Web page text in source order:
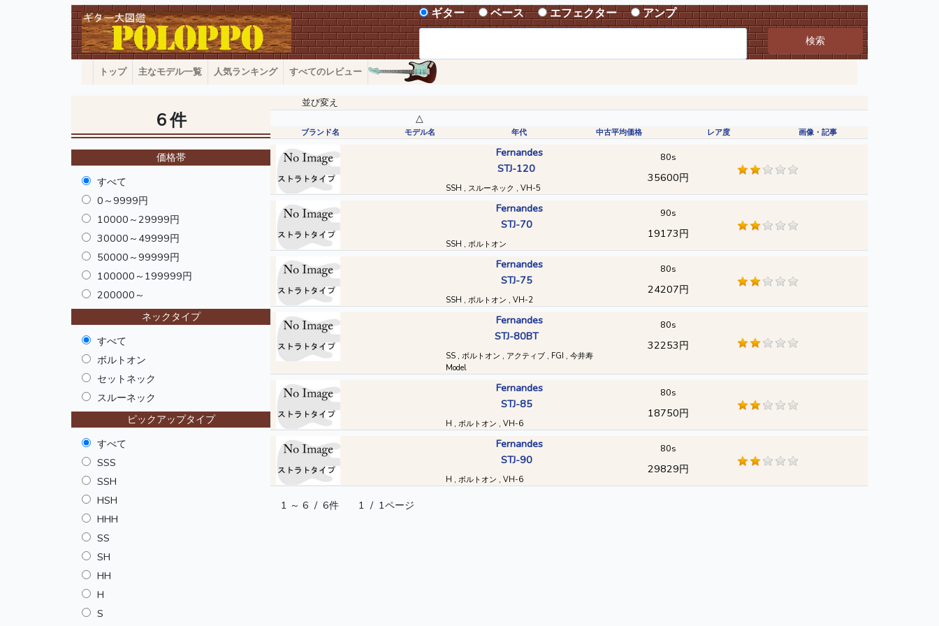
ギター ベース エフェクター アンプ
検索
トップ 主なモデル一覧 人気ランキング すべてのレビュー
6 件
価格帯
すべて
0～9999円
10000～29999円
30000～49999円
50000～99999円
100000～199999円
200000～
ネックタイプ
すべて
ボルトオン
セットネック
スルーネック
ピックアップタイプ
すべて
SSS
SSH
HSH
HHH
SS
SH
HH
H
S
並び変え
△
ブランド名 モデル名 年代 中古平均価格 レア度 画像・記事
Fernandes
STJ-120
SSH , スルーネック , VH-5
80s
35600円
Fernandes
STJ-70
SSH , ボルトオン
90s
19173円
Fernandes
STJ-75
SSH , ボルトオン , VH-2
80s
24207円
Fernandes
STJ-80BT
SS , ボルトオン , アクティブ , FGI , 今井寿
Model
80s
32253円
Fernandes
STJ-85
H , ボルトオン , VH-6
80s
18750円
Fernandes
STJ-90
H , ボルトオン , VH-6
80s
29829円
1 ～ 6 / 6件 1 / 1ページ